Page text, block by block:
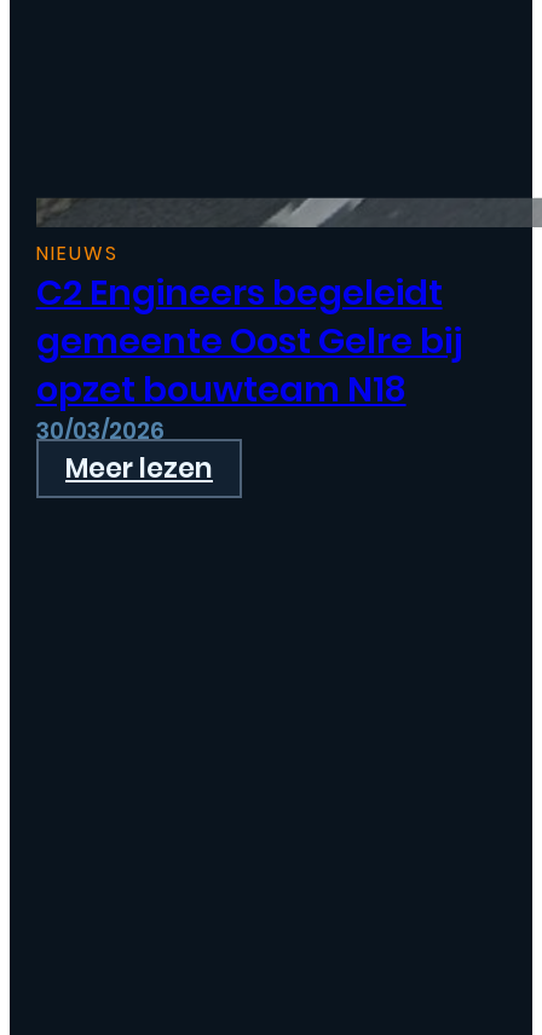
NIEUWS
C2 Engineers begeleidt
gemeente Oost Gelre bij
opzet bouwteam N18
30/03/2026
Meer lezen